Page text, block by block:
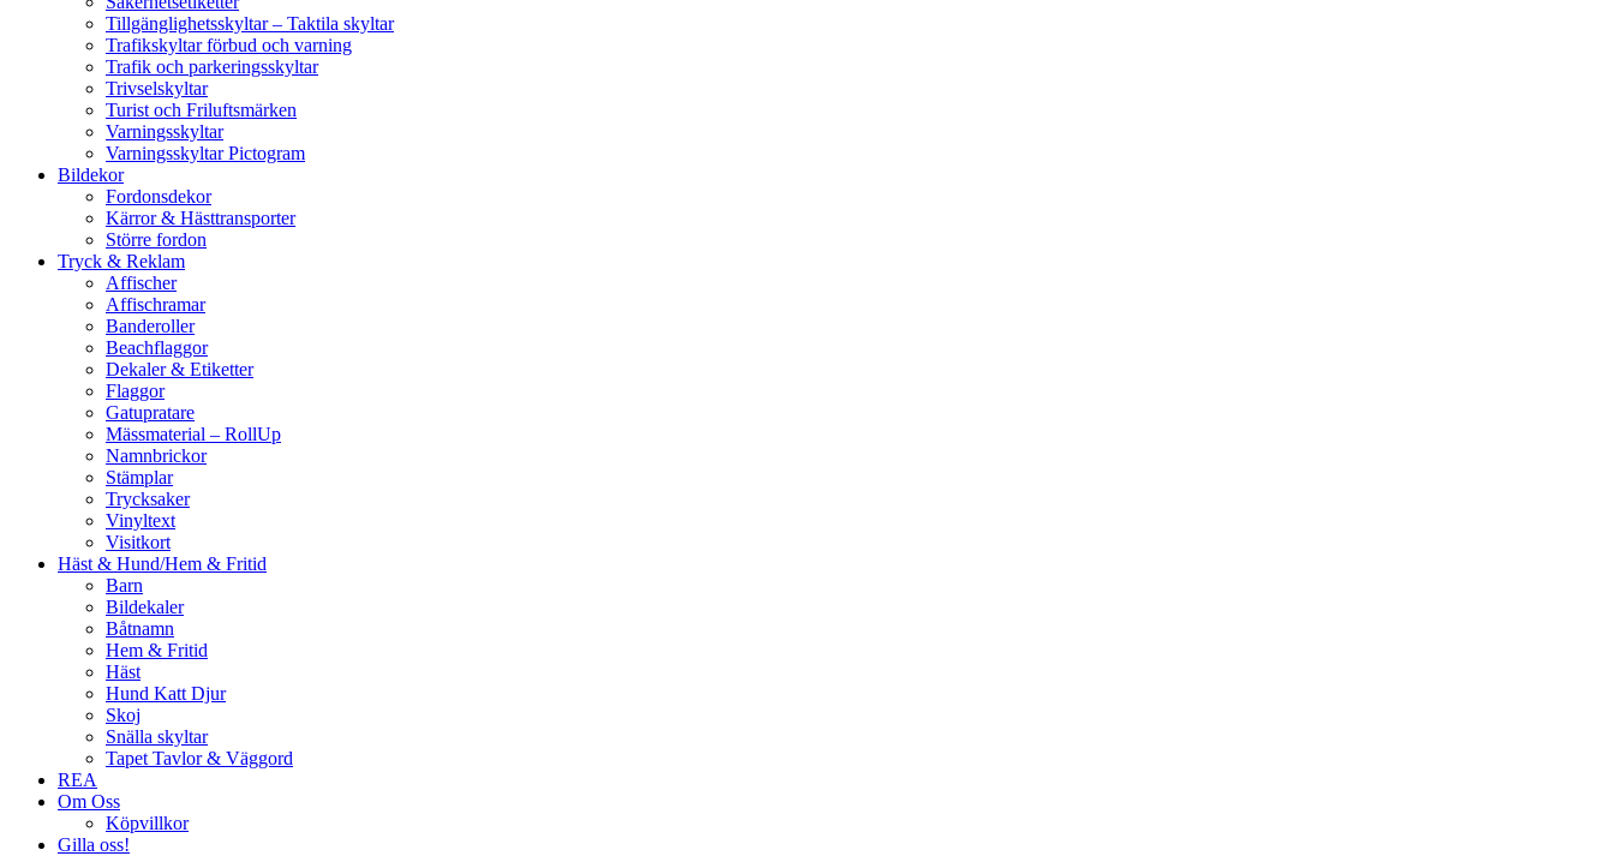
Tillgänglighetsskyltar – Taktila skyltar
Trafikskyltar förbud och varning
Trafik och parkeringsskyltar
Trivselskyltar
Turist och Friluftsmärken
Varningsskyltar
Varningsskyltar Pictogram
Bildekor
Fordonsdekor
Kärror & Hästtransporter
Större fordon
Tryck & Reklam
Affischer
Affischramar
Banderoller
Beachflaggor
Dekaler & Etiketter
Flaggor
Gatupratare
Mässmaterial – RollUp
Namnbrickor
Stämplar
Trycksaker
Vinyltext
Visitkort
Häst & Hund/Hem & Fritid
Barn
Bildekaler
Båtnamn
Hem & Fritid
Häst
Hund Katt Djur
Skoj
Snälla skyltar
Tapet Tavlor & Väggord
REA
Om Oss
Köpvillkor
Gilla oss!